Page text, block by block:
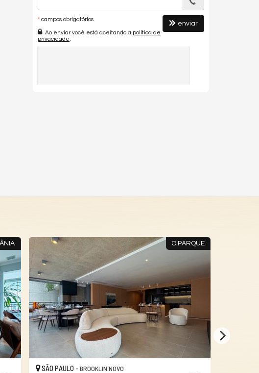
* campos obrigatórios
Ao enviar você está aceitando a política de
privacidade
enviar
O PARQUE
SÃO PAULO - BROOKLIN NOVO